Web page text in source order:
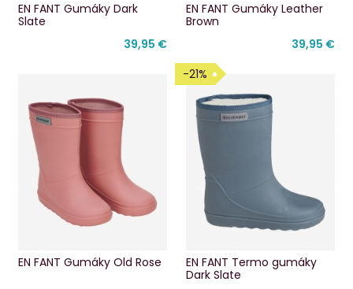
EN FANT Gumáky Dark
Slate
39,95 €
EN FANT Gumáky Leather
Brown
39,95 €
EN FANT Gumáky Old Rose
-21%
EN FANT Termo gumáky
Dark Slate